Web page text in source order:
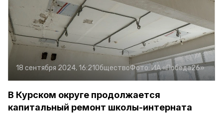
18 сентября 2024, 16:21ОбществоФото: ИА «Победа26»
В Курском округе продолжается
капитальный ремонт школы-интерната